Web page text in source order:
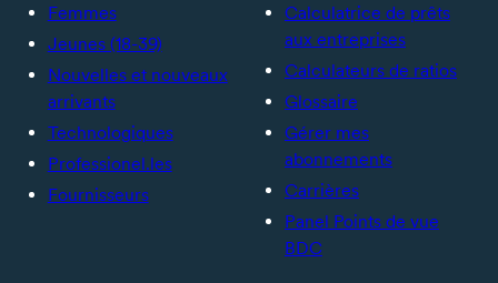
Femmes
Jeunes (18-39)
Nouvelles et nouveaux
arrivants
Technologiques
Professionel.les
Fournisseurs
Calculatrice de prêts
aux entreprises
Calculateurs de ratios
Glossaire
Gérer mes
abonnements
Carrières
Panel Points de vue
BDC